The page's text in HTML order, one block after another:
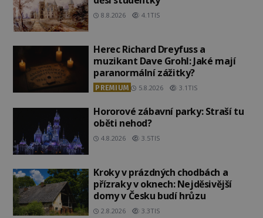
8.8.2026 4.1TIS
Herec Richard Dreyfuss a
muzikant Dave Grohl: Jaké mají
paranormální zážitky?
PREMIUM 5.8.2026 3.1TIS
Hororové zábavní parky: Straší tu
oběti nehod?
4.8.2026 3.5TIS
Kroky v prázdných chodbách a
přízraky v oknech: Nejděsivější
domy v Česku budí hrůzu
2.8.2026 3.3TIS